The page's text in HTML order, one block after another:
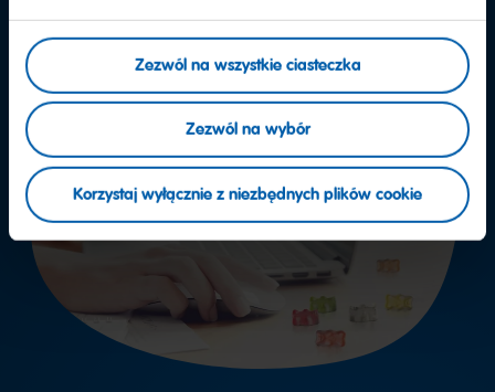
Zezwól na wszystkie ciasteczka
Zezwól na wybór
Korzystaj wyłącznie z niezbędnych plików cookie